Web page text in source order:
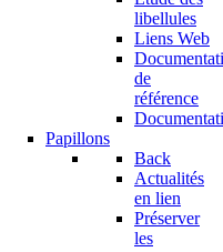
libellules
Liens Web
de
référence
Papillons
Back
Actualités
en lien
Préserver
les